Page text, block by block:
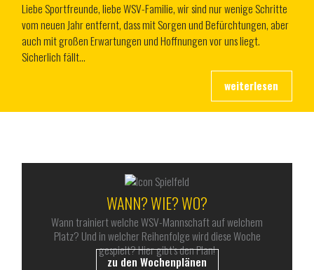
Liebe Sportfreunde, liebe WSV-Familie, wir sind nur wenige Schritte
vom neuen Jahr entfernt, dass mit Sorgen und Befürchtungen, aber
auch mit großen Erwartungen und Hoffnungen vor uns liegt.
Sicherlich fällt…
WANN? WIE? WO?
Wann trainiert welche WSV-Mannschaft auf welchem
Platz? Und in welcher Reihenfolge wird diese Woche
gespielt? Hier gibt’s den Plan!
zu den Wochenplänen